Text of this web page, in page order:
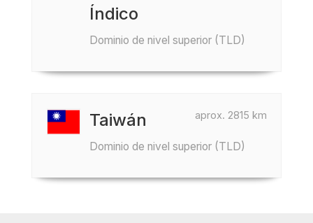
Índico
Dominio de nivel superior (TLD)
aprox. 2815 km
Taiwán
Dominio de nivel superior (TLD)